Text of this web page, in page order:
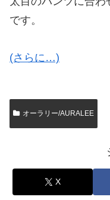
です。
(さらに…)
オーラリー/AURALEE
X